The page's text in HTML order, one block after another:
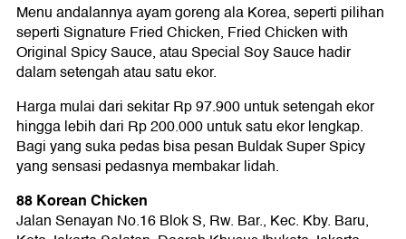
Menu andalannya ayam goreng ala Korea, seperti pilihan
seperti Signature Fried Chicken, Fried Chicken with
Original Spicy Sauce, atau Special Soy Sauce hadir
dalam setengah atau satu ekor.
Harga mulai dari sekitar Rp 97.900 untuk setengah ekor
hingga lebih dari Rp 200.000 untuk satu ekor lengkap.
Bagi yang suka pedas bisa pesan Buldak Super Spicy
yang sensasi pedasnya membakar lidah.
88 Korean Chicken
Jalan Senayan No.16 Blok S, Rw. Bar., Kec. Kby. Baru,